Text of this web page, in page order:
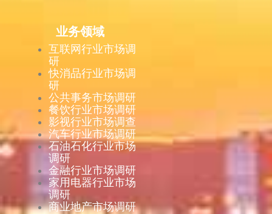
业务领域
互联网行业市场调
研
快消品行业市场调
研
公共事务市场调研
餐饮行业市场调研
影视行业市场调查
汽车行业市场调研
石油石化行业市场
调研
金融行业市场调研
家用电器行业市场
调研
商业地产市场调研